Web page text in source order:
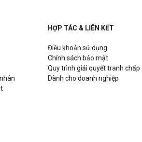
HỢP TÁC & LIÊN KẾT
Điều khoản sử dụng
Chính sách bảo mật
Quy trình giải quyết tranh chấp
Dành cho doanh nghiệp